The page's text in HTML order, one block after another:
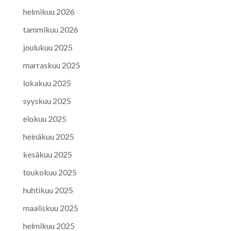
helmikuu 2026
tammikuu 2026
joulukuu 2025
marraskuu 2025
lokakuu 2025
syyskuu 2025
elokuu 2025
heinäkuu 2025
kesäkuu 2025
toukokuu 2025
huhtikuu 2025
maaliskuu 2025
helmikuu 2025